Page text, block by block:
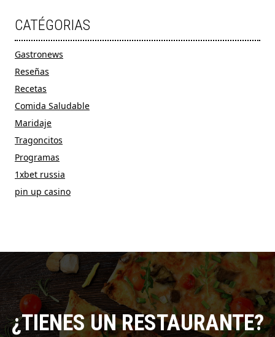
CATÉGORIAS
Gastronews
Reseñas
Recetas
Comida Saludable
Maridaje
Tragoncitos
Programas
1xbet russia
pin up casino
¿TIENES UN RESTAURANTE?